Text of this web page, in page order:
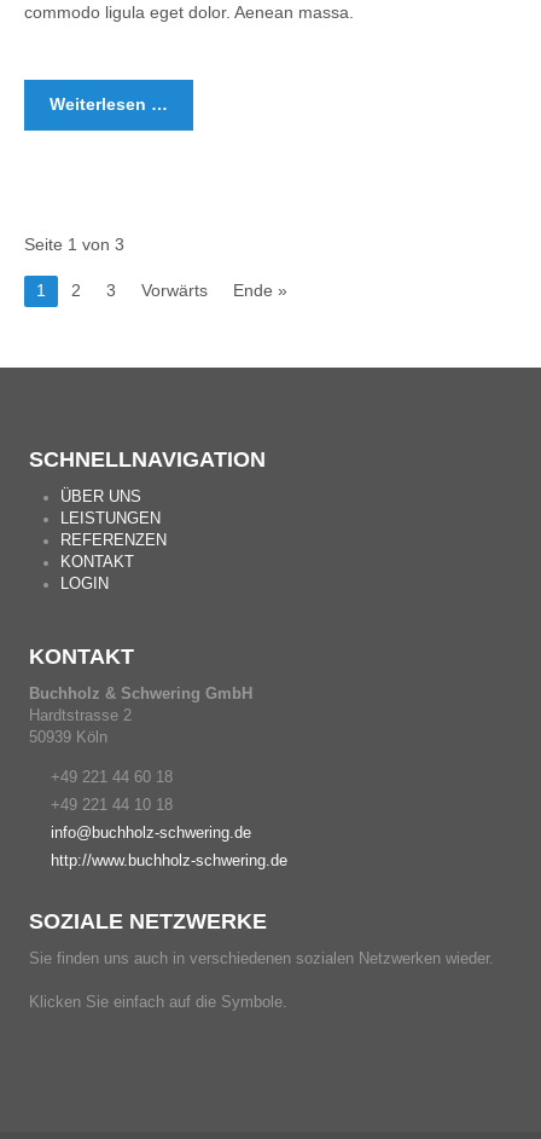
commodo ligula eget dolor. Aenean massa.
Weiterlesen …
Seite 1 von 3
1 2 3 Vorwärts Ende »
SCHNELLNAVIGATION
ÜBER UNS
LEISTUNGEN
REFERENZEN
KONTAKT
LOGIN
KONTAKT
Buchholz & Schwering GmbH
Hardtstrasse 2
50939 Köln
+49 221 44 60 18
+49 221 44 10 18
info@buchholz-schwering.de
http://www.buchholz-schwering.de
SOZIALE NETZWERKE
Sie finden uns auch in verschiedenen sozialen Netzwerken wieder.
Klicken Sie einfach auf die Symbole.